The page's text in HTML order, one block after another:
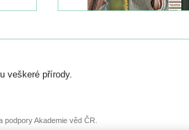
veškeré přírody.
Akademie věd ČR.